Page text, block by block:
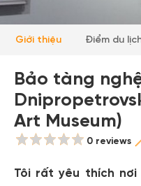
Giới thiệu Điểm du
Bảo tàng
Art Museum)
0 reviews
Tôi rất yêu thích